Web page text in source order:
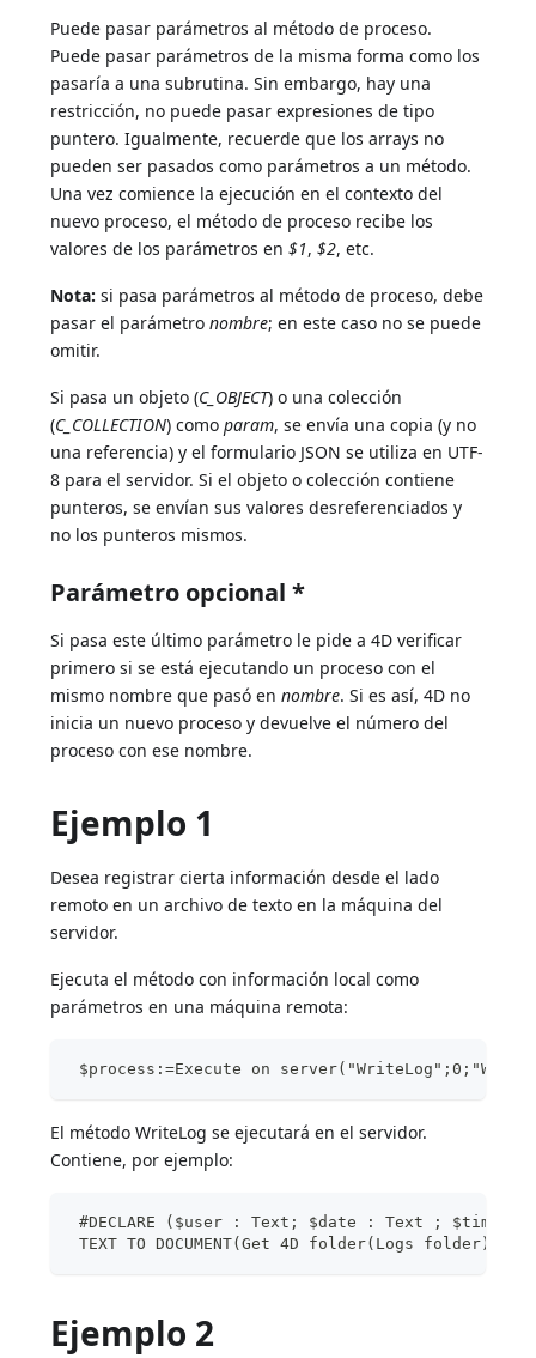
Puede pasar parámetros al método de proceso.
Puede pasar parámetros de la misma forma como los
pasaría a una subrutina. Sin embargo, hay una
restricción, no puede pasar expresiones de tipo
puntero. Igualmente, recuerde que los arrays no
pueden ser pasados como parámetros a un método.
Una vez comience la ejecución en el contexto del
nuevo proceso, el método de proceso recibe los
valores de los parámetros en$1,$2, etc.
Nota: si pasa parámetros al método de proceso, debe
pasar el parámetronombre; en este caso no se puede
omitir.
Si pasa un objeto (C_OBJECT) o una colección
(C_COLLECTION) comoparam, se envía una copia (y no
una referencia) y el formulario JSON se utiliza en UTF-
8 para el servidor. Si el objeto o colección contiene
punteros, se envían sus valores desreferenciados y
no los punteros mismos.
Parámetro opcional *
Si pasa este último parámetro le pide a 4D verificar
primero si se está ejecutando un proceso con el
mismo nombre que pasó ennombre. Si es así, 4D no
inicia un nuevo proceso y devuelve el número del
proceso con ese nombre.
Ejemplo 1
Desea registrar cierta información desde el lado
remoto en un archivo de texto en la máquina del
servidor.
Ejecuta el método con información local como
parámetros en una máquina remota:
$process:=Execute on
El método WriteLog se ejecutará en el servidor.
Contiene, por ejemplo:
#DECLARE ($user : Text; $date : Text ; $time :
TEXT TO DOCUMENT(Get 4D folder(Logs
Ejemplo 2